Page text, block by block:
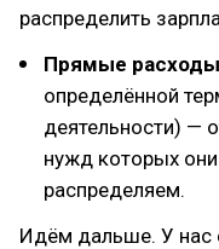
распределить
Прямые
определённой
деятельности) —
нужд которых
распределяем.
Идём дальше. У нас